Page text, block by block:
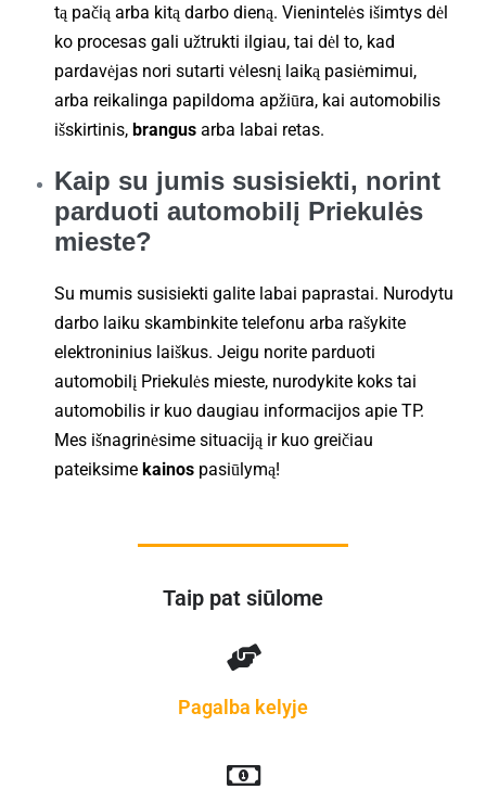
tą pačią arba kitą darbo dieną. Vienintelės išimtys dėl
ko procesas gali užtrukti ilgiau, tai dėl to, kad
pardavėjas nori sutarti vėlesnį laiką pasiėmimui,
arba reikalinga papildoma apžiūra, kai automobilis
išskirtinis, brangus arba labai retas.
Kaip su jumis susisiekti, norint
parduoti automobilį Priekulės
mieste?
Su mumis susisiekti galite labai paprastai. Nurodytu
darbo laiku skambinkite telefonu arba rašykite
elektroninius laiškus. Jeigu norite parduoti
automobilį Priekulės mieste, nurodykite koks tai
automobilis ir kuo daugiau informacijos apie TP.
Mes išnagrinėsime situaciją ir kuo greičiau
pateiksime kainos pasiūlymą!
Taip pat siūlome
Pagalba kelyje